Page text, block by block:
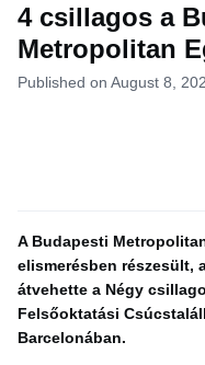
4 csillagos a
Metropolitan
Published on August 8,
A Budapesti
elismerésben részesült,
átvehette a Négy
Felsőoktatási
Barcelonában.